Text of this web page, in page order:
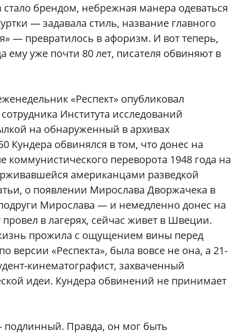
брендом, небрежная манера одеваться
— задавала стиль, название главного
— превратилось в афоризм. И вот теперь,
ему уже почти 80 лет, писателя обвиняют в
«Респект» опубликовал
Института исследований
на обнаруженный в архивах
Кундера обвинялся в том, что донес на
переворота 1948 года на
американцами разведкой
о появлении Мирослава Дворжачека в
Мирослава — и немедленно донес на
в лагерях, сейчас живет в Швеции.
прожила с ощущением вины перед
«Респекта», была вовсе не она, а 21-
кинематографист, захваченный
идеи. Кундера обвинений не принимает
подлинный. Правда, он мог быть